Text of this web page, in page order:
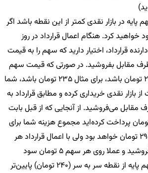
در بازار نقدی کمتر از این نقطه باشد اگر
خواهید کرد. هنگام اعمال قرارداد در روز
قرارداد، اختیار دارید که سهم را به قیمت
به طرف مقابل بفروشید. در صورتی که قیمت سهم
در بازار نقدی کمتر از 240 تومان باشد، برای مثال 235 تومان باشد، شما
بازار نقدی خریداری کرده و مطابق قرارداد به
به طرف مقابل می‌فروشید. از آنجایی که از قبل بابت
این قرارداد 60 تومان پرداخت کرده‌اید مجموع هزینه شما برای
هر سهم 235 + 60 = 295 تومان خواهد بود ولی با اعمال قرارداد هر
سهم را 300 تومان می‌فروشید و عملا روی هر سهم 5 تومان سود
می‌کنید، پس قیمت سهم پایه از نقطه سر به سر (240 تومان) پایین‌تر